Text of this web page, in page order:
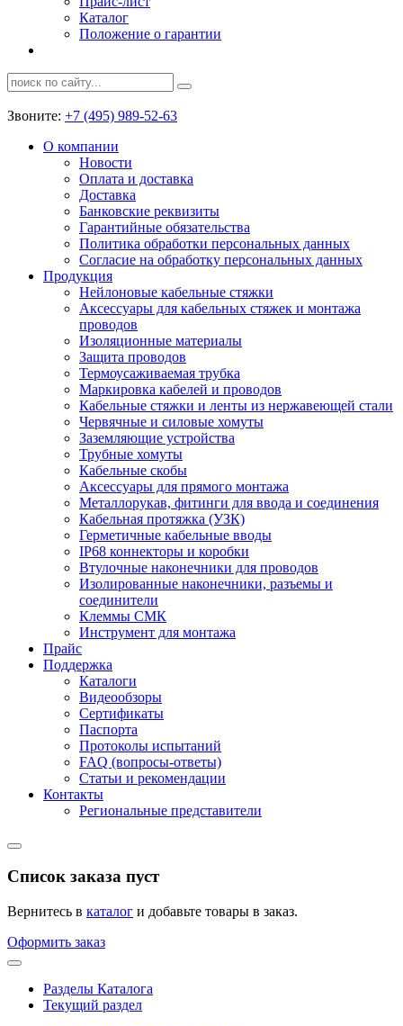
Каталог
Положение о гарантии
Звоните: +7 (495) 989-52-63
О компании
Новости
Оплата и доставка
Доставка
Банковские реквизиты
Гарантийные обязательства
Политика обработки персональных данных
Согласие на обработку персональных данных
Продукция
Нейлоновые кабельные стяжки
Аксессуары для кабельных стяжек и монтажа
проводов
Изоляционные материалы
Защита проводов
Термоусаживаемая трубка
Маркировка кабелей и проводов
Кабельные стяжки и ленты из нержавеющей стали
Червячные и силовые хомуты
Заземляющие устройства
Трубные хомуты
Кабельные скобы
Аксессуары для прямого монтажа
Металлорукав, фитинги для ввода и соединения
Кабельная протяжка (УЗК)
Герметичные кабельные вводы
IP68 коннекторы и коробки
Втулочные наконечники для проводов
Изолированные наконечники, разъемы и
соединители
Клеммы СМК
Инструмент для монтажа
Прайс
Поддержка
Каталоги
Видеообзоры
Сертификаты
Паспорта
Протоколы испытаний
FAQ (вопросы-ответы)
Статьи и рекомендации
Контакты
Региональные представители
Список заказа пуст
Вернитесь в каталог и добавьте товары в заказ.
Оформить заказ
Разделы Каталога
Текущий раздел